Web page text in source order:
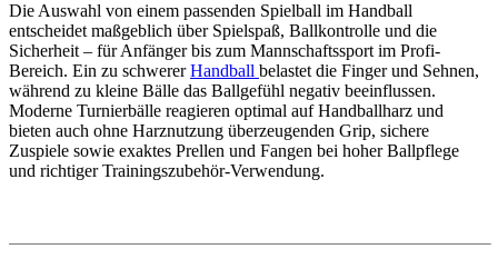
Die Auswahl von einem passenden Spielball im Handball
entscheidet maßgeblich über Spielspaß, Ballkontrolle und die
Sicherheit – für Anfänger bis zum Mannschaftssport im Profi-
Bereich. Ein zu schwererHandball belastet die Finger und Sehnen,
während zu kleine Bälle das Ballgefühl negativ beeinflussen.
Moderne Turnierbälle reagieren optimal auf Handballharz und
bieten auch ohne Harznutzung überzeugenden Grip, sichere
Zuspiele sowie exaktes Prellen und Fangen bei hoher Ballpflege
und richtiger Trainingszubehör-Verwendung.